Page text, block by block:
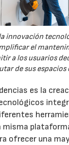
innovación
el
a los usuarios
de sus espacios
es la
misma
ofrecer una